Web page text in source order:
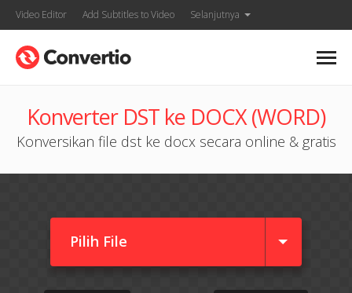
Video Editor Add Subtitles to Video Selanjutnya
Konverter DST ke DOCX (WORD)
Konversikan file dst ke docx secara online & gratis
Pilih File